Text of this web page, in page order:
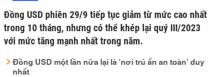
Đồng USD phiên 29/9 tiếp tục giảm từ mức cao nhất
trong 10 tháng, nhưng có thể khép lại quý III/2023
với mức tăng mạnh nhất trong năm.
Đồng USD một lần nữa lại là 'nơi trú ẩn an toàn' duy
nhất